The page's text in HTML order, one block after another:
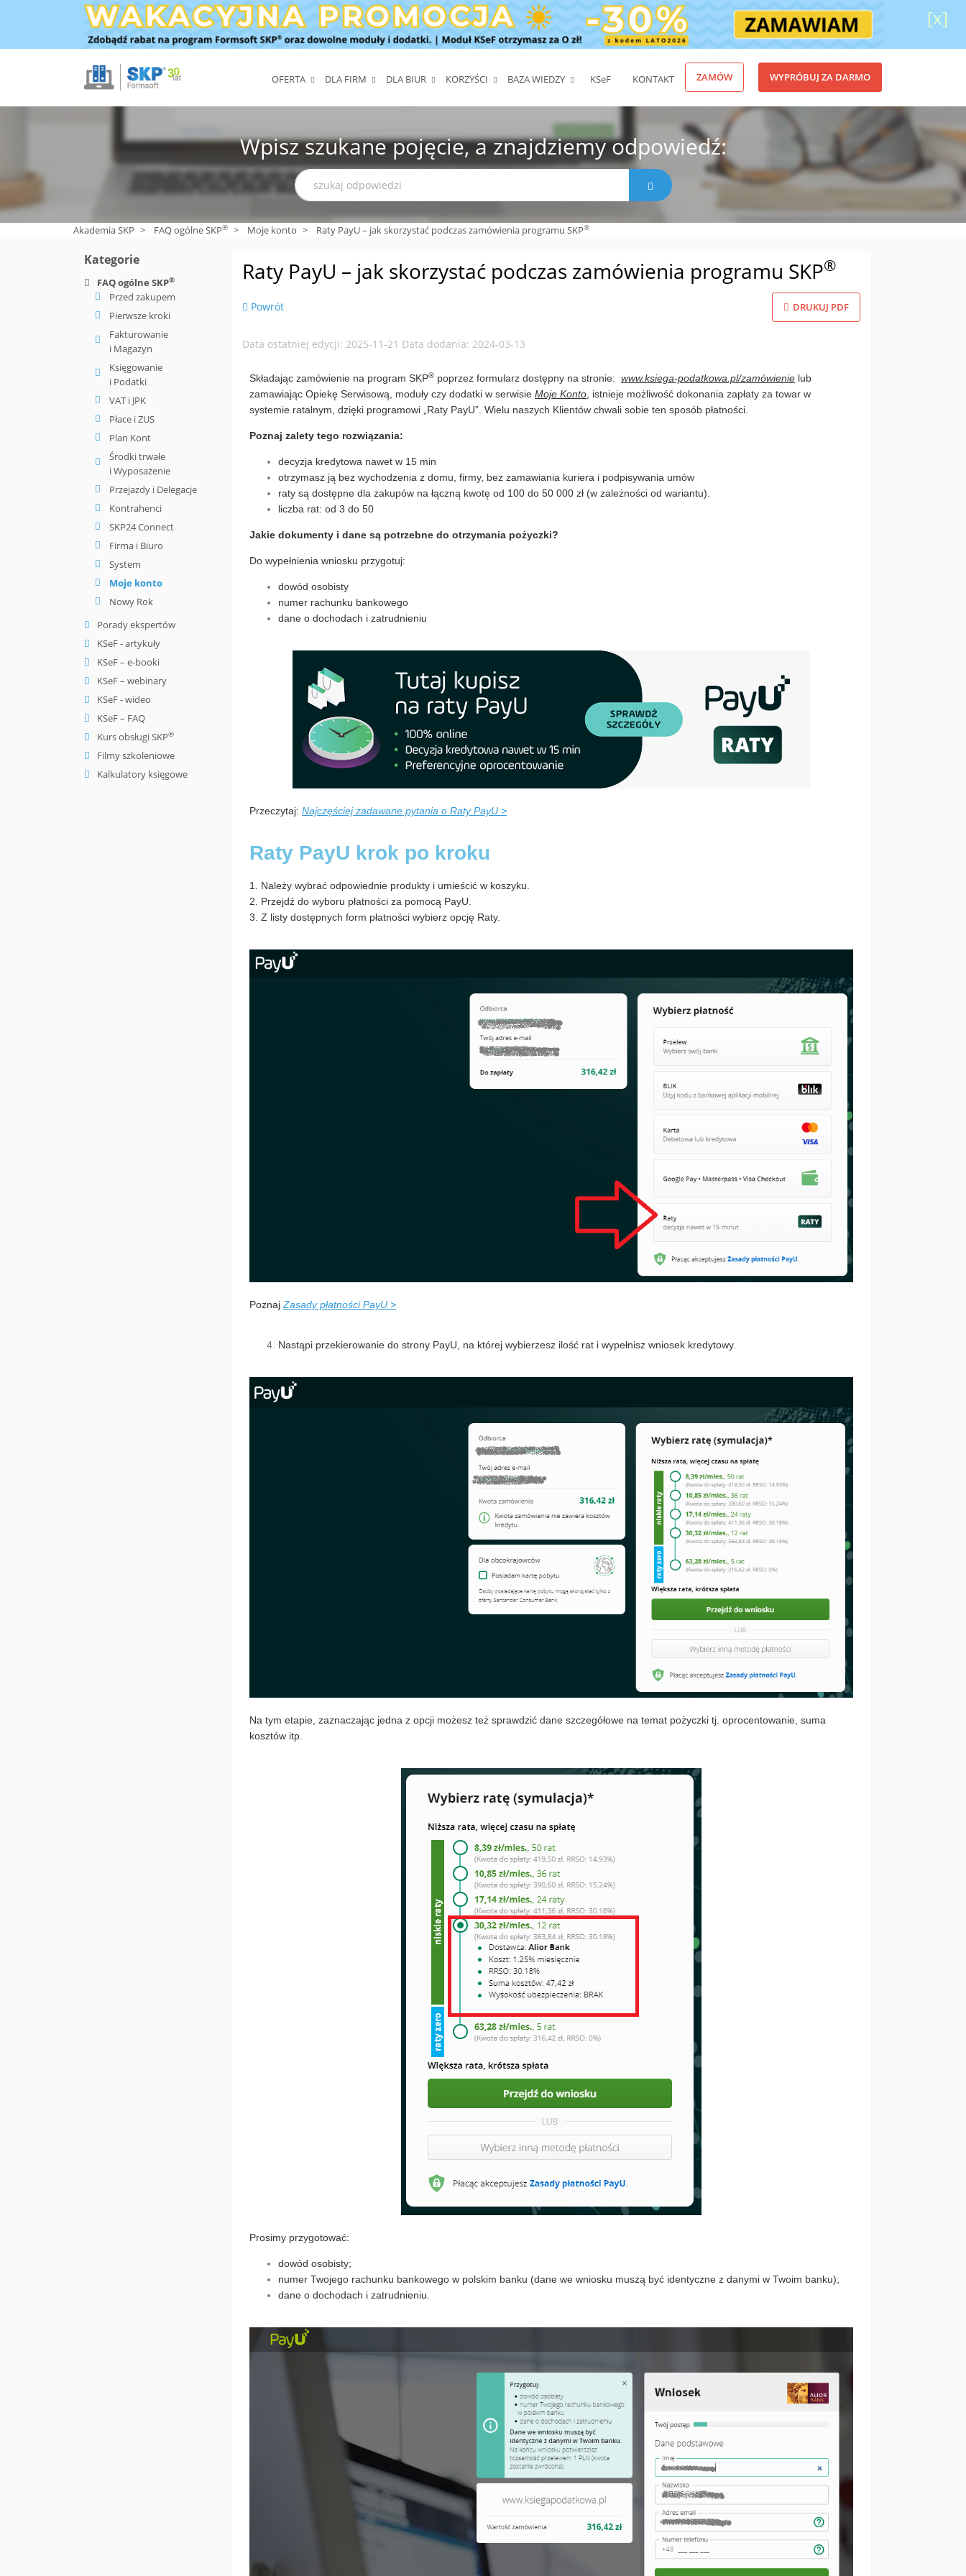
[x]
OFERTA DLA FIRM DLA BIUR KORZYŚCI BAZA WIEDZY KSeF KONTAKT ZAMÓW WYPRÓBUJ ZA DARMO
Wpisz szukane pojęcie, a znajdziemy odpowiedź:
Akademia SKP > FAQ ogólne SKP® > Moje konto > Raty PayU – jak skorzystać podczas zamówienia programu SKP®
Kategorie
FAQ ogólne SKP®
Przed zakupem
Pierwsze kroki
Fakturowanie
i Magazyn
Księgowanie
i Podatki
VAT i JPK
Płace i ZUS
Plan Kont
Środki trwałe
i Wyposażenie
Przejazdy i Delegacje
Kontrahenci
SKP24 Connect
Firma i Biuro
System
Moje konto
Nowy Rok
Porady ekspertów
KSeF - artykuły
KSeF – e-booki
KSeF – webinary
KSeF - wideo
KSeF – FAQ
Kurs obsługi SKP®
Filmy szkoleniowe
Kalkulatory księgowe
Raty PayU – jak skorzystać podczas zamówienia programu SKP®
Powrót DRUKUJ PDF
Data ostatniej edycji: 2025-11-21 Data dodania: 2024-03-13
Składając zamówienie na program SKP® poprzez formularz dostępny na stronie: www.ksiega-podatkowa.pl/zamówienie lub
zamawiając Opiekę Serwisową, moduły czy dodatki w serwisie Moje Konto , istnieje możliwość dokonania zapłaty za towar w
systemie ratalnym, dzięki programowi „Raty PayU”. Wielu naszych Klientów chwali sobie ten sposób płatności.
Poznaj zalety tego rozwiązania:
decyzja kredytowa nawet w 15 min
otrzymasz ją bez wychodzenia z domu, firmy, bez zamawiania kuriera i podpisywania umów
raty są dostępne dla zakupów na łączną kwotę od 100 do 50 000 zł (w zależności od wariantu).
liczba rat: od 3 do 50
Jakie dokumenty i dane są potrzebne do otrzymania pożyczki?
Do wypełnienia wniosku przygotuj:
dowód osobisty
numer rachunku bankowego
dane o dochodach i zatrudnieniu
Przeczytaj: Najczęściej zadawane pytania o Raty PayU >
Raty PayU krok po kroku
1. Należy wybrać odpowiednie produkty i umieścić w koszyku.
2. Przejdź do wyboru płatności za pomocą PayU.
3. Z listy dostępnych form płatności wybierz opcję Raty.
Poznaj Zasady płatności PayU >
Nastąpi przekierowanie do strony PayU, na której wybierzesz ilość rat i wypełnisz wniosek kredytowy.
Na tym etapie, zaznaczając jedna z opcji możesz też sprawdzić dane szczegółowe na temat pożyczki tj. oprocentowanie, suma
kosztów itp.
Prosimy przygotować:
dowód osobisty;
numer Twojego rachunku bankowego w polskim banku (dane we wniosku muszą być identyczne z danymi w Twoim banku);
dane o dochodach i zatrudnieniu.